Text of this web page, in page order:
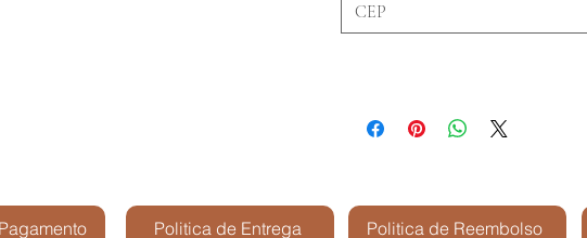
Politica de Entrega Politica de Reembolso